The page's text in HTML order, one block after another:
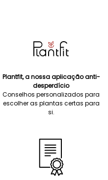
Plantfit, a nossa aplicação anti-
desperdício
Conselhos personalizados para
escolher as plantas certas para
si.